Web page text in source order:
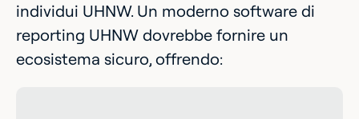
individui UHNW. Un moderno software di
reporting UHNW dovrebbe fornire un
ecosistema sicuro, offrendo: